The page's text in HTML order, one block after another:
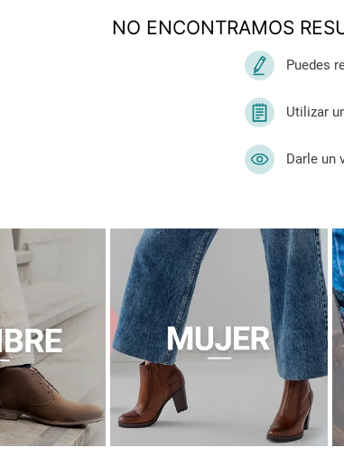
NO ENCONTRAMOS
Puedes
Utilizar
Darle un